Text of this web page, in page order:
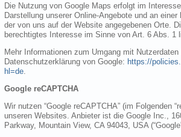
Die Nutzung von Google Maps erfolgt im
Darstellung unserer Online-Angebote und an
der von uns auf der Website angegebenen Orte.
berechtigtes Interesse im Sinne von Art. 6 Abs. 1
Mehr Informationen zum Umgang mit
Datenschutzerklärung von Google: https://
hl=de
Google reCAPTCHA
Wir nutzen “Google reCAPTCHA” (im Folgenden
unseren Websites. Anbieter ist die Google Inc.,
Parkway, Mountain View, CA 94043, USA